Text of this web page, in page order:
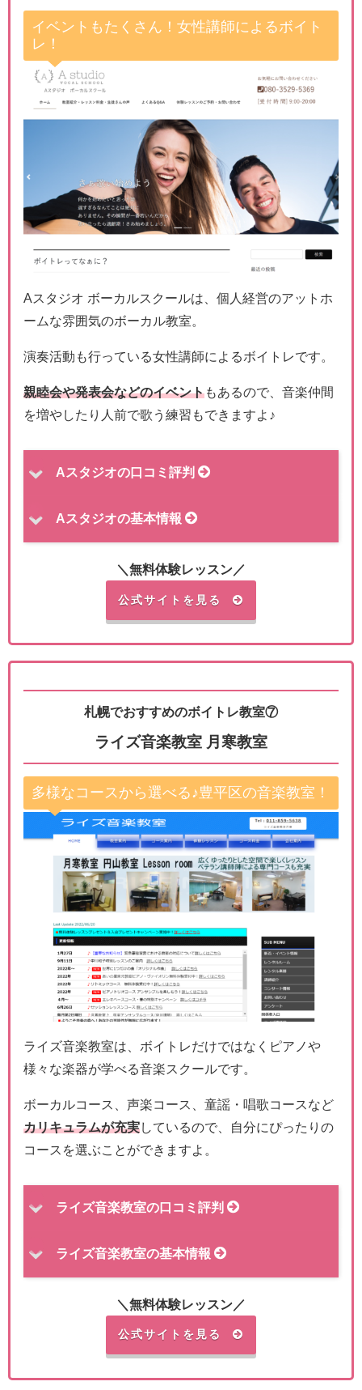
イベントもたくさん！女性講師によるボイト
レ！
Aスタジオ ボーカルスクールは、個人経営のアットホ
ームな雰囲気のボーカル教室。
演奏活動も行っている女性講師によるボイトレです。
親睦会や発表会などのイベントもあるので、音楽仲間
を増やしたり人前で歌う練習もできますよ♪
Aスタジオの口コミ評判
Aスタジオの基本情報
＼無料体験レッスン／
公式サイトを見る
札幌でおすすめのボイトレ教室⑦
ライズ音楽教室 月寒教室
多様なコースから選べる♪豊平区の音楽教室！
ライズ音楽教室は、ボイトレだけではなくピアノや
様々な楽器が学べる音楽スクールです。
ボーカルコース、声楽コース、童謡・唱歌コースなど
カリキュラムが充実しているので、自分にぴったりの
コースを選ぶことができますよ。
ライズ音楽教室の口コミ評判
ライズ音楽教室の基本情報
＼無料体験レッスン／
公式サイトを見る